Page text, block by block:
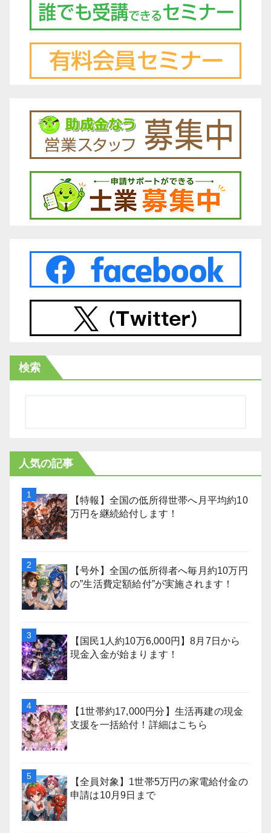
検索
人気の記事
【特報】全国の低所得世帯へ月平均約10
万円を継続給付します！
【号外】全国の低所得者へ毎月約10万円
の”生活費定額給付”が実施されます！
【国民1人約10万6,000円】8月7日から
現金入金が始まります！
【1世帯約17,000円分】生活再建の現金
支援を一括給付！詳細はこちら
【全員対象】1世帯5万円の家電給付金の
申請は10月9日まで